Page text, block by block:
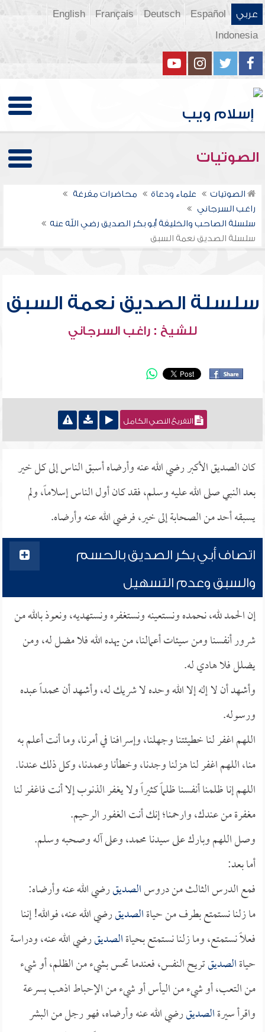
عربي Español
Deutsch
Français
English
Indonesia
الصوتيات
الصوتيات علماء ودعاة
محاضرات مفرغة
راغب السرجاني
سلسلة الصاحب والخليفة أبو بكر الصديق رضي الله عنه
سلسلة الصديق نعمة السبق
سلسلة الصديق نعمة السبق
للشيخ : راغب السرجاني
التفريغ النصي الكامل
كان الصديق الأكبر رضي الله عنه وأرضاه أسبق الناس إلى كل خير
بعد النبي صلى الله عليه وسلم، فقد كان أول الناس إسلاماً، ولم
يسبقه أحد من الصحابة إلى خير، فرضي الله عنه وأرضاه.
اتصاف أبي بكر الصديق بالحسم
والسبق وعدم التسهيل
إن الحمد لله، نحمده ونستعينه ونستغفره ونستهديه، ونعوذ بالله من
شرور أنفسنا ومن سيئات أعمالنا، من يهده الله فلا مضل له، ومن
يضلل فلا هادي له.
وأشهد أن لا إله إلا الله وحده لا شريك له، وأشهد أن محمداً عبده
ورسوله.
اللهم اغفر لنا خطيئتنا وجهلنا، وإسرافنا في أمرنا، وما أنت أعلم به
منا، اللهم اغفر لنا هزلنا وجدنا، وخطأنا وعمدنا، وكل ذلك عندنا.
اللهم إنا ظلمنا أنفسنا ظلماً كثيراً ولا يغفر الذنوب إلا أنت فاغفر لنا
مغفرة من عندك، وارحمنا؛ إنك أنت الغفور الرحيم.
وصل اللهم وبارك على سيدنا محمد، وعلى آله وصحبه وسلم.
أما بعد:
فمع الدرس الثالث من دروسالصديقرضي الله عنه وأرضاه:
ما زلنا نستمتع بطرف من حياةالصديقرضي الله عنه، فوالله! إننا
فعلاً نستمتع، وما زلنا نستمتع بحياةالصديقرضي الله عنه، ودراسة
حياةالصديقتريح النفس، فعندما تحس بشيء من الظلم، أو شيء
من التعب، أو شيء من اليأس أو شيء من الإحباط اذهب بسرعة
واقرأ سيرةالصديقرضي الله عنه وأرضاه، فهو رجل من البشر